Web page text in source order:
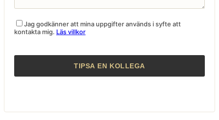
Jag godkänner att mina uppgifter används i syfte att
kontakta mig. Läs villkor